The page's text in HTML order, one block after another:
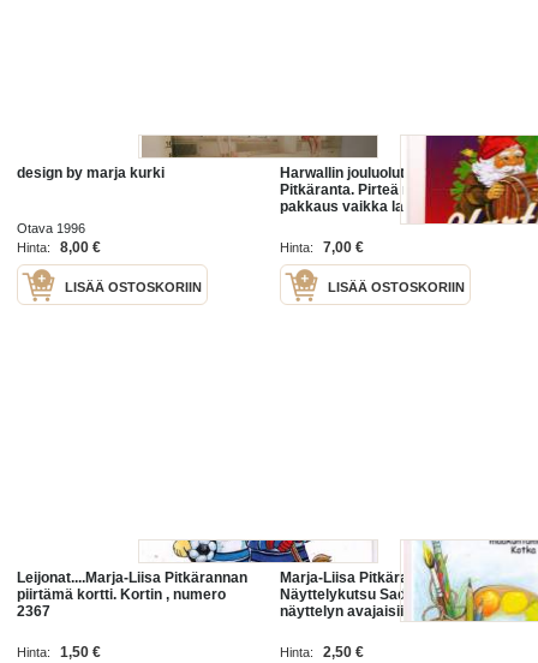
design by marja kurki
Otava 1996
Hinta:
8,00 €
LISÄÄ OSTOSKORIIN
Harwallin jouluolut / Marja Liisa
Pitkäranta. Pirteä raikkaan oloinen
pakkaus vaikka lahjapaketiksi
pakaten oluen ystävälle.
Hinta: 7,00 €
LISÄÄ OSTOSKORIIN
Leijonat....Marja-Liisa Pitkärannan
piirtämä kortti. Kortin , numero
2367
Hinta: 1,50 €
Marja-Liisa Pitkäranta:
Näyttelykutsu Sadun siivillä
näyttelyn avajaisiin Kotkaan.
Hinta: 2,50 €